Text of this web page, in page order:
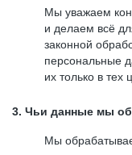
Мы уважаем
и делаем всё
законной
персональные
их только в
3. Чьи данные мы
Мы